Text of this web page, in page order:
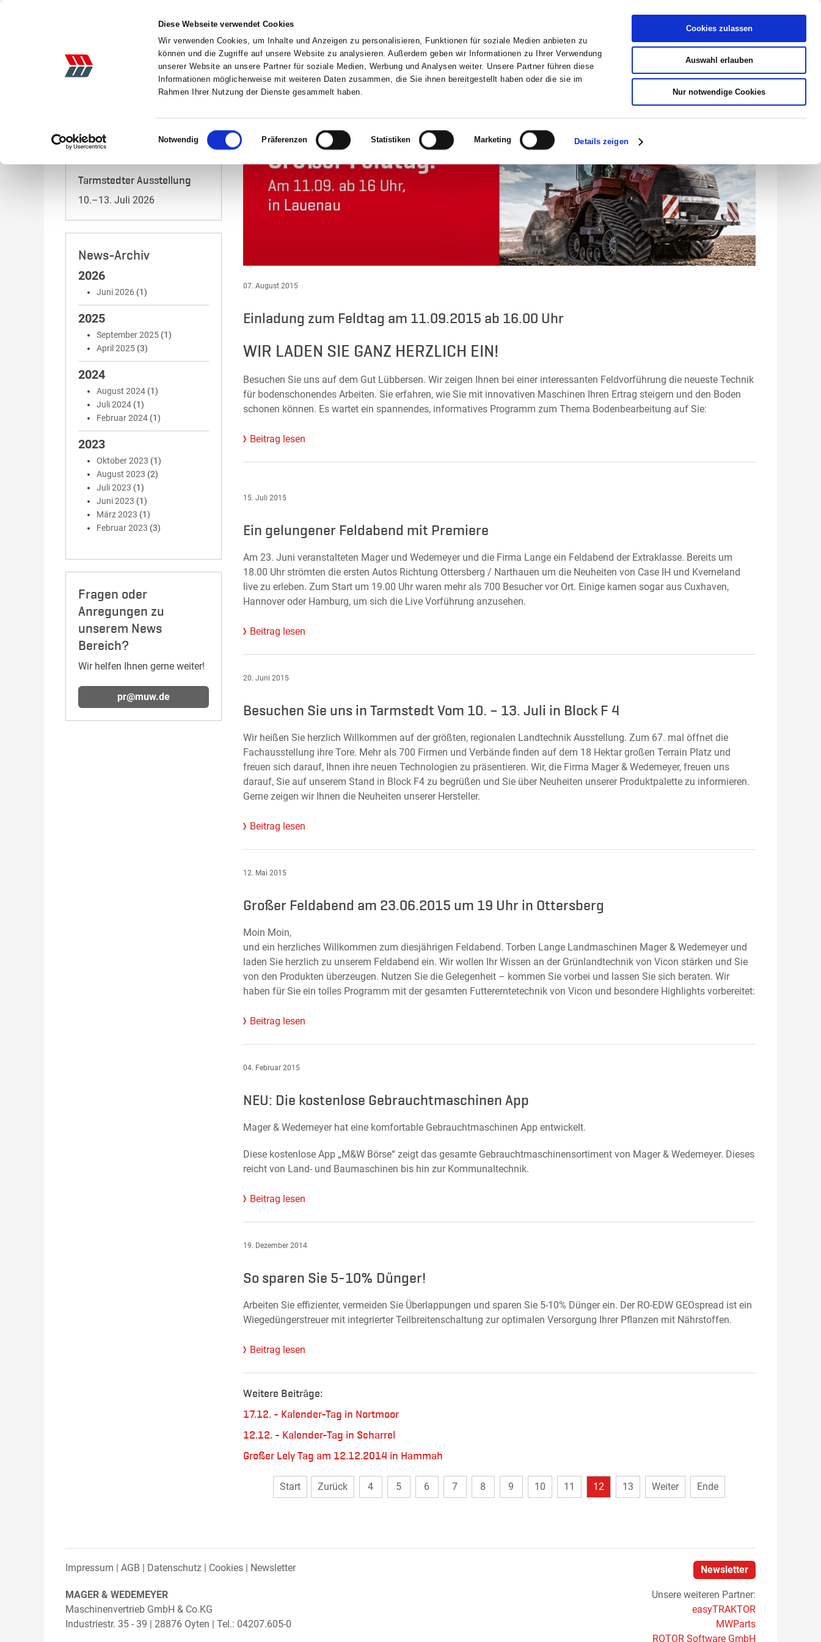
Diese Webseite verwendet Cookies
Wir verwenden Cookies, um Inhalte und Anzeigen zu personalisieren, Funktionen für soziale Medien anbieten zu
können und die Zugriffe auf unsere Website zu analysieren. Außerdem geben wir Informationen zu Ihrer Verwendung
unserer Website an unsere Partner für soziale Medien, Werbung und Analysen weiter. Unsere Partner führen diese
Informationen möglicherweise mit weiteren Daten zusammen, die Sie ihnen bereitgestellt haben oder die sie im
Rahmen Ihrer Nutzung der Dienste gesammelt haben.
Einwilligungsauswahl
Notwendig Präferenzen Statistiken Marketing Details zeigen
Cookies zulassen
Auswahl erlauben
Nur notwendige Cookies
Händler-Garantieportal
LANDTECHNIK GEBRAUCHTE SERVICE ERSATZTEILE UNTERNEHMEN KARRIERE KONTAKT
07. August 2015
Einladung zum Feldtag am 11.09.2015 ab 16.00 Uhr
WIR LADEN SIE GANZ HERZLICH EIN!
Besuchen Sie uns auf dem Gut Lübbersen. Wir zeigen Ihnen bei einer interessanten Feldvorführung die neueste Technik
für bodenschonendes Arbeiten. Sie erfahren, wie Sie mit innovativen Maschinen Ihren Ertrag steigern und den Boden
schonen können. Es wartet ein spannendes, informatives Programm zum Thema Bodenbearbeitung auf Sie:
Beitrag lesen
15. Juli 2015
Ein gelungener Feldabend mit Premiere
Am 23. Juni veranstalteten Mager und Wedemeyer und die Firma Lange ein Feldabend der Extraklasse. Bereits um
18.00 Uhr strömten die ersten Autos Richtung Ottersberg / Narthauen um die Neuheiten von Case IH und Kverneland
live zu erleben. Zum Start um 19.00 Uhr waren mehr als 700 Besucher vor Ort. Einige kamen sogar aus Cuxhaven,
Hannover oder Hamburg, um sich die Live Vorführung anzusehen.
Beitrag lesen
20. Juni 2015
Besuchen Sie uns in Tarmstedt Vom 10. – 13. Juli in Block F 4
Wir heißen Sie herzlich Willkommen auf der größten, regionalen Landtechnik Ausstellung. Zum 67. mal öffnet die
Fachausstellung ihre Tore. Mehr als 700 Firmen und Verbände finden auf dem 18 Hektar großen Terrain Platz und
freuen sich darauf, Ihnen ihre neuen Technologien zu präsentieren. Wir, die Firma Mager & Wedemeyer, freuen uns
darauf, Sie auf unserem Stand in Block F4 zu begrüßen und Sie über Neuheiten unserer Produktpalette zu informieren.
Gerne zeigen wir Ihnen die Neuheiten unserer Hersteller.
Beitrag lesen
12. Mai 2015
Großer Feldabend am 23.06.2015 um 19 Uhr in Ottersberg
Moin Moin,
und ein herzliches Willkommen zum diesjährigen Feldabend. Torben Lange Landmaschinen Mager & Wedemeyer und
laden Sie herzlich zu unserem Feldabend ein. Wir wollen Ihr Wissen an der Grünlandtechnik von Vicon stärken und Sie
von den Produkten überzeugen. Nutzen Sie die Gelegenheit – kommen Sie vorbei und lassen Sie sich beraten. Wir
haben für Sie ein tolles Programm mit der gesamten Futtererntetechnik von Vicon und besondere Highlights vorbereitet:
Beitrag lesen
04. Februar 2015
NEU: Die kostenlose Gebrauchtmaschinen App
Mager & Wedemeyer hat eine komfortable Gebrauchtmaschinen App entwickelt.
Diese kostenlose App „M&W Börse“ zeigt das gesamte Gebrauchtmaschinensortiment von Mager & Wedemeyer. Dieses
reicht von Land- und Baumaschinen bis hin zur Kommunaltechnik.
Beitrag lesen
19. Dezember 2014
So sparen Sie 5-10% Dünger!
Arbeiten Sie effizienter, vermeiden Sie Überlappungen und sparen Sie 5-10% Dünger ein. Der RO-EDW GEOspread ist ein
Wiegedüngerstreuer mit integrierter Teilbreitenschaltung zur optimalen Versorgung Ihrer Pflanzen mit Nährstoffen.
Beitrag lesen
Weitere Beiträge:
17.12. - Kalender-Tag in Nortmoor
12.12. - Kalender-Tag in Scharrel
Großer Lely Tag am 12.12.2014 in Hammah
Start Zurück 4 5 6 7 8 9 10 11 12 13 Weiter Ende
Veranstaltungen 2026
Tarmstedter Ausstellung
10.–13. Juli 2026
News-Archiv
2026
Juni 2026 (1)
2025
September 2025 (1)
April 2025 (3)
2024
August 2024 (1)
Juli 2024 (1)
Februar 2024 (1)
2023
Oktober 2023 (1)
August 2023 (2)
Juli 2023 (1)
Juni 2023 (1)
März 2023 (1)
Februar 2023 (3)
Fragen oder
Anregungen zu
unserem News
Bereich?
Wir helfen Ihnen gerne weiter!
pr@muw.de
Impressum AGB Datenschutz Cookies Newsletter Newsletter
MAGER & WEDEMEYER
Maschinenvertrieb GmbH & Co.KG
Industriestr. 35 - 39 | 28876 Oyten | Tel.: 04207.605-0
Unsere weiteren Partner:
easyTRAKTOR
MWParts
ROTOR Software GmbH